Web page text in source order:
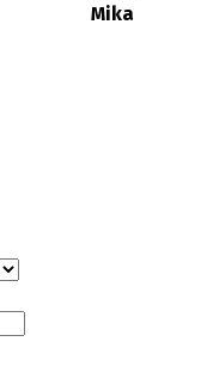
Mika